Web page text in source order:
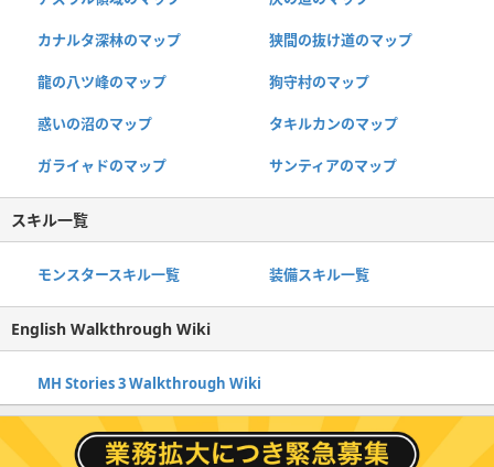
カナルタ深林のマップ 狭間の抜け道のマップ
龍の八ツ峰のマップ 狗守村のマップ
惑いの沼のマップ タキルカンのマップ
ガライャドのマップ サンティアのマップ
スキル一覧
モンスタースキル一覧 装備スキル一覧
English Walkthrough Wiki
MH Stories 3 Walkthrough Wiki